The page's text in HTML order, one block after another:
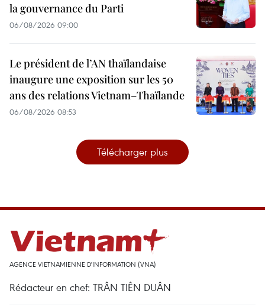
la gouvernance du Parti
06/08/2026 09:00
Le président de l’AN thaïlandaise
inaugure une exposition sur les 50
ans des relations Vietnam–Thaïlande
06/08/2026 08:53
Télécharger plus
AGENCE VIETNAMIENNE D'INFORMATION (VNA)
Rédacteur en chef: TRÂN TIÊN DUÂN